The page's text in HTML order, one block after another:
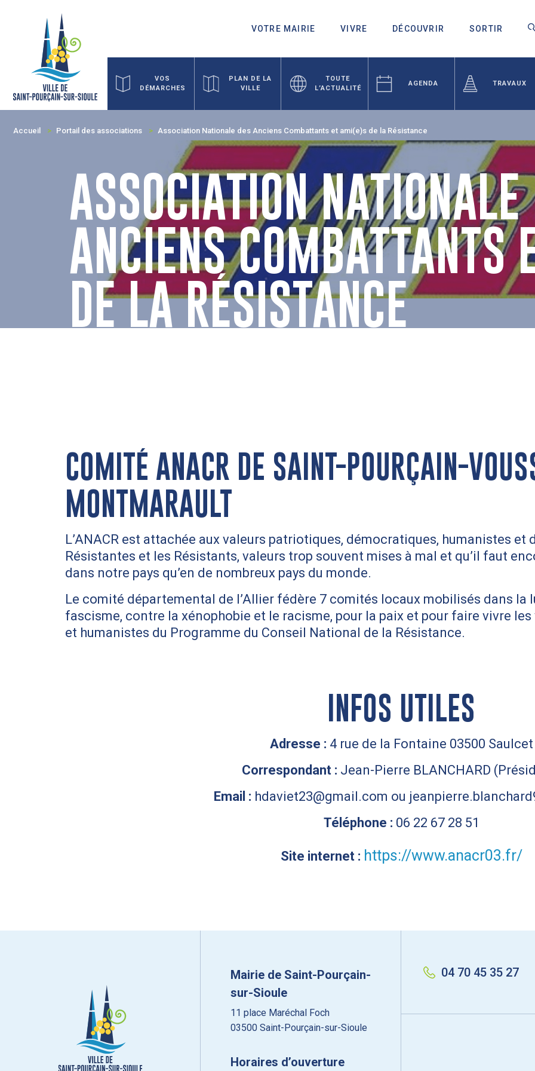
VOTRE MAIRIE VIVRE DÉCOUVRIR SORTIR
VOS
DÉMARCHES
PLAN DE LA
VILLE
TOUTE
L’ACTUALITÉ
AGENDA TRAVAUX
Accueil Portail des associations Association Nationale des Anciens Combattants et ami(e)s de la Résistance
ASSOCIATION NATIONALE
ANCIENS COMBATTANTS
DE LA RÉSISTANCE
COMITÉ ANACR DE SAINT-POURÇAIN-
MONTMARAULT
L’ANACR est attachée aux valeurs patriotiques, démocratiques, humanistes
Résistantes et les Résistants, valeurs trop souvent mises à mal et qu’il faut
dans notre pays qu’en de nombreux pays du monde.
Le comité départemental de l’Allier fédère 7 comités locaux mobilisés dans la
fascisme, contre la xénophobie et le racisme, pour la paix et pour faire vivre
et humanistes du Programme du Conseil National de la Résistance.
INFOS UTILES
Adresse : 4 rue de la Fontaine 03500 Saulcet
Correspondant : Jean-Pierre BLANCHARD
Email : hdaviet23@gmail.com ou
Téléphone : 06 22 67 28 51
Site internet : https://www.anacr03.fr/
Mairie de Saint-Pourçain-
sur-Sioule
11 place Maréchal Foch
03500 Saint-Pourçain-sur-Sioule
Horaires d’ouverture
04 70 45 35 27